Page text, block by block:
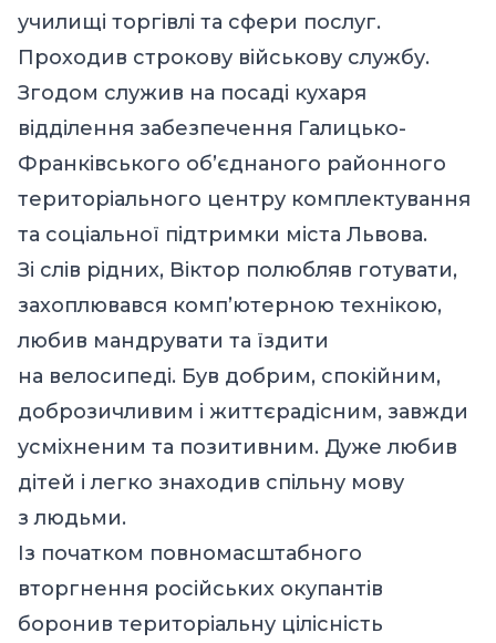
училищі торгівлі та сфери послуг.
Проходив строкову військову службу.
Згодом служив на посаді кухаря
відділення забезпечення Галицько-
Франківського об’єднаного районного
територіального центру комплектування
та соціальної підтримки міста Львова.
Зі слів рідних, Віктор полюбляв готувати,
захоплювався комп’ютерною технікою,
любив мандрувати та їздити
на велосипеді. Був добрим, спокійним,
доброзичливим і життєрадісним, завжди
усміхненим та позитивним. Дуже любив
дітей і легко знаходив спільну мову
з людьми.
Із початком повномасштабного
вторгнення російських окупантів
боронив територіальну цілісність